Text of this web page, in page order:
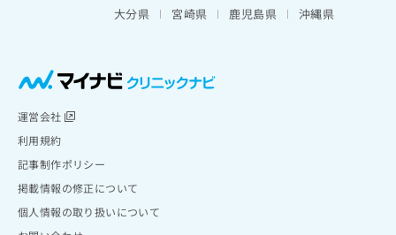
大分県
宮崎県 鹿児島県 沖縄県
運営会社
利用規約
記事制作ポリシー
掲載情報の修正について
個人情報の取り扱いについて